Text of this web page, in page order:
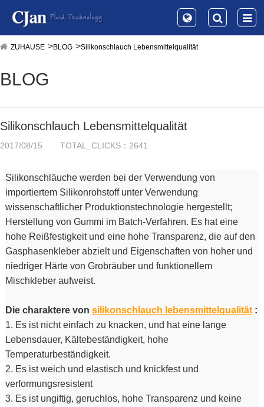
ZUHAUSE BLOG Silikonschlauch Lebensmittelqualität
BLOG
Silikonschlauch Lebensmittelqualität
2017/08/15 TOTAL_CLICKS：2641
Silikonschläuche werden bei der Verwendung von
importiertem Silikonrohstoff unter Verwendung
wissenschaftlicher Produktionstechnologie hergestellt;
Herstellung von Gummi im Batch-Verfahren. Es hat eine
hohe Reißfestigkeit und eine hohe Transparenz, die auf den
Gasphasenkleber abzielt und Eigenschaften von hoher und
niedriger Härte von Grobräuber und funktionellem
Mischkleber aufweist.
Die charaktere von silikonschlauch lebensmittelqualität:
1. Es ist nicht einfach zu knacken, und hat eine lange
Lebensdauer, Kältebeständigkeit, hohe
Temperaturbeständigkeit.
2. Es ist weich und elastisch und knickfest und
verformungsresistent
3. Es ist ungiftig, geruchlos, hohe Transparenz und keine